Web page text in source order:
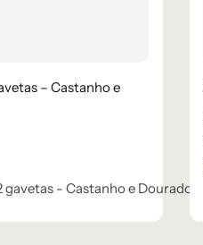
– Castanho e